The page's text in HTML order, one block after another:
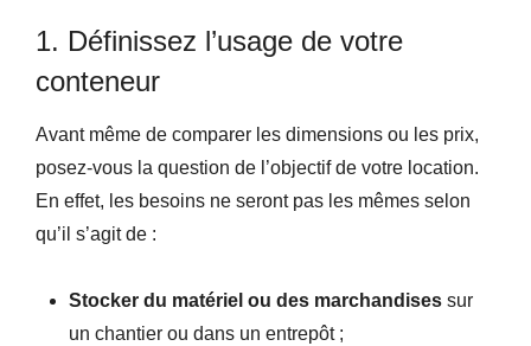
1. Définissez l’usage de votre
conteneur
Avant même de comparer les dimensions ou les prix,
posez-vous la question de l’objectif de votre location.
En effet, les besoins ne seront pas les mêmes selon
qu’il s’agit de :
Stocker du matériel ou des marchandises sur
un chantier ou dans un entrepôt ;